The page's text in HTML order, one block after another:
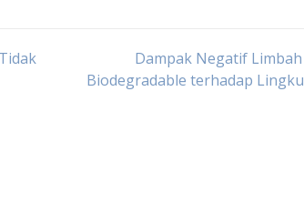
Dampak Negatif
Biodegradable terhadap